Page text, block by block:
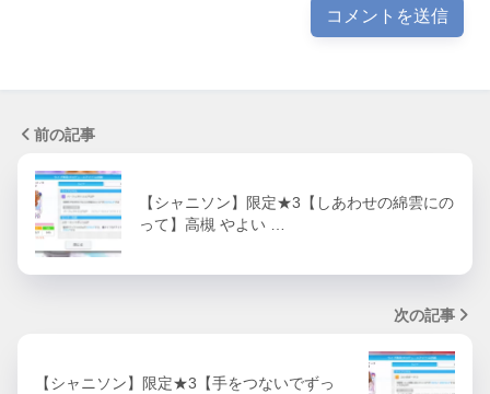
前の記事
【シャニソン】限定★3【しあわせの綿雲にの
って】高槻 やよい …
次の記事
【シャニソン】限定★3【手をつないでずっ